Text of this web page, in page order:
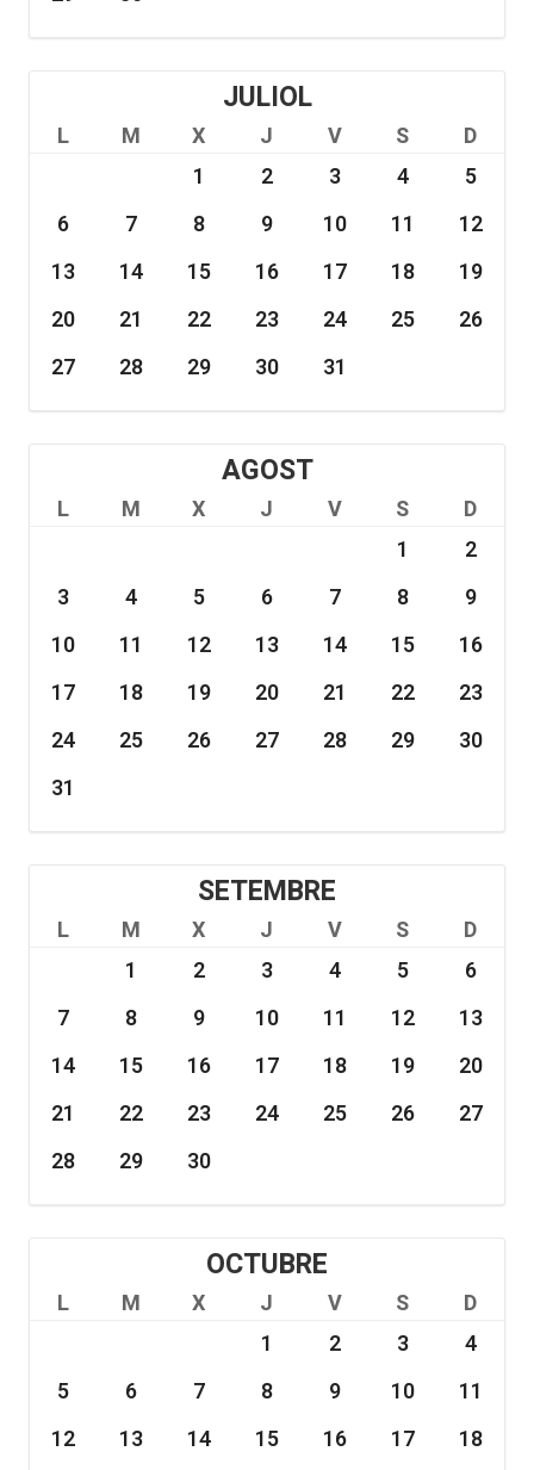
JULIOL
L M X J V S
D
1
2 3 4
5
6
7 8 9 10 11
12
13
14 15 16 17 18
19
20
21 22 23 24 25
26
27
28 29 30 31
AGOST
L M X J V S
D
1
2
3
4 5 6 7 8
9
10
11 12 13 14 15
16
17
18 19 20 21 22
23
24
25 26 27 28 29
30
31
SETEMBRE
L M X J V S
D
1
2 3 4 5
6
7
8 9 10 11 12
13
14
15 16 17 18 19
20
21
22 23 24 25 26
27
28
29 30
OCTUBRE
L M X J V S
D
1
2 3
4
5
6 7 8 9 10
11
12
13 14 15 16 17
18